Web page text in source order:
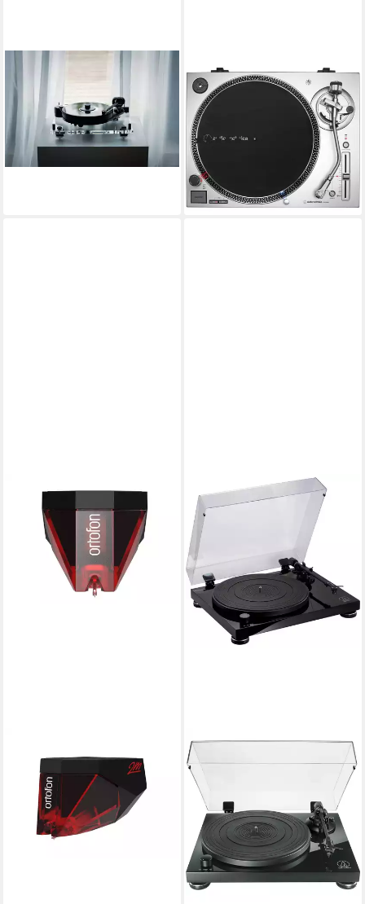
PRO-JECT
Pro-Ject 6PerspeX Balanced -
mit Pick It MC3 Plattenspieler
2.799,00 €
lieferbar - in 3-4 Werktagen bei dir
AUDIO-TECHNICA
Audio-Technica AT-
LP120XUSB, Plattenspieler,
Plattenspieler
(5)
ab 293,98 €
lieferbar - in 2-3 Werktagen bei dir